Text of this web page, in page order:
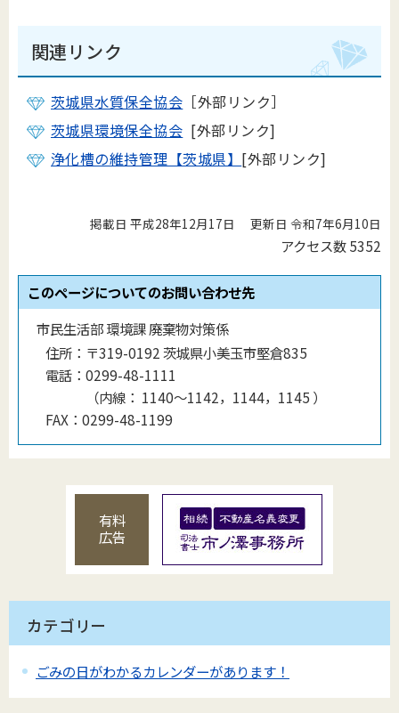
関連リンク
茨城県水質保全協会 ［外部リンク］
茨城県環境保全協会 [外部リンク]
浄化槽の維持管理【茨城県】 [外部リンク]
掲載日 平成28年12月17日 更新日 令和7年6月10日
アクセス数5352
このページについてのお問い合わせ先
市民生活部 環境課 廃棄物対策係
住所： 〒319-0192 茨城県小美玉市堅倉835
電話： 0299-48-1111
（内線 ： 1140〜1142，1144，1145 ）
FAX： 0299-48-1199
有料
広告
カテゴリー
ごみの日がわかるカレンダーがあります！